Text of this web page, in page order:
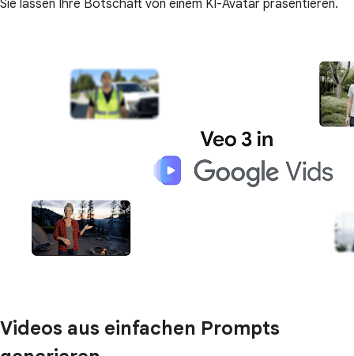
Sie lassen Ihre Botschaft von einem KI-Avatar präsentieren.
Videos aus einfachen Prompts